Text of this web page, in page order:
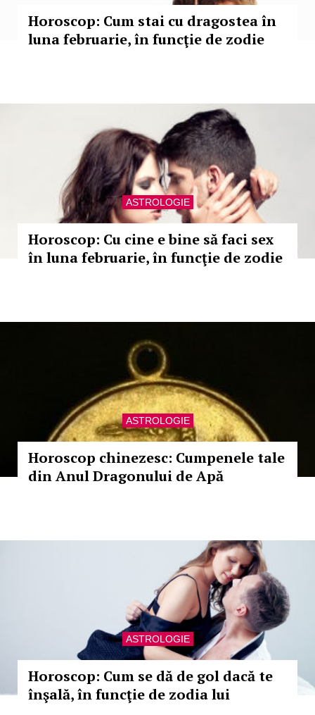
Horoscop: Cum stai cu dragostea în
luna februarie, în funcţie de zodie
ASTROLOGIE
Horoscop: Cu cine e bine să faci sex
în luna februarie, în funcţie de zodie
ASTROLOGIE
Horoscop chinezesc: Cumpenele tale
din Anul Dragonului de Apă
ASTROLOGIE
Horoscop: Cum se dă de gol dacă te
înşală, în funcţie de zodia lui